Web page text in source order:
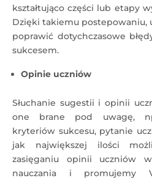
kształtująco części lub etapy
Dzięki takiemu postepowaniu,
poprawić dotychczasowe
sukcesem.
Opinie uczniów
Słuchanie sugestii i opinii
one brane pod uwagę,
kryteriów sukcesu, pytanie
jak największej ilości
zasięganiu opinii uczniów
nauczania i promujemy